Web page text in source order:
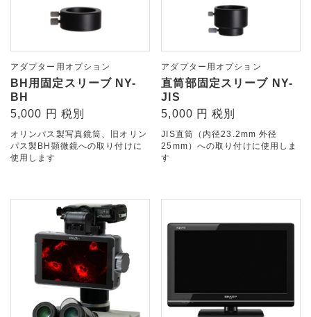
アダプター用オプション
BH用固定スリーブ NY-
BH
5,000 円 税別
オリンパス製写真鏡筒、旧オリン
パス製BH顕微鏡への取り付けに
使用します
アダプター用オプション
直筒部固定スリーブ NY-
JIS
5,000 円 税別
JIS直筒（内径23.2mm 外径
25mm）への取り付けに使用しま
す